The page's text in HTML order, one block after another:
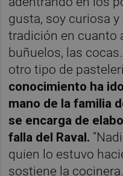
gusta, soy curiosa
tradición en cuanto
buñuelos, las
otro tipo de
conocimiento ha
mano de la familia
se encarga de
falla del Raval.
quien lo estuvo
sostiene la